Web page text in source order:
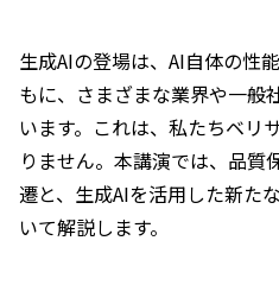
生成AIの登場は、AI自体の性
もに、さまざまな業界や一般
います。これは、私たちベリ
りません。本講演では、品質
遷と、生成AIを活用した新た
いて解説します。